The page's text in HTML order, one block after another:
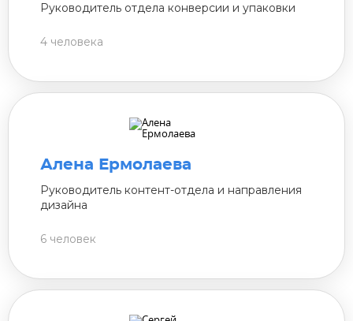
Руководитель отдела конверсии и упаковки
4 человека
Алена Ермолаева
Руководитель контент-отдела и направления
дизайна
6 человек